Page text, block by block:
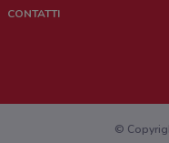
Lavora con noi
CONTATTI
Hai un malfunzionamento sul
©